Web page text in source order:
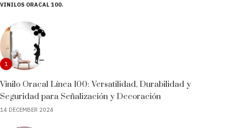
VINILOS ORACAL 100
1
Vinilo Oracal Línea 100: Versatilidad, Durabilidad y
Seguridad para Señalización y Decoración
14 DECEMBER 2024